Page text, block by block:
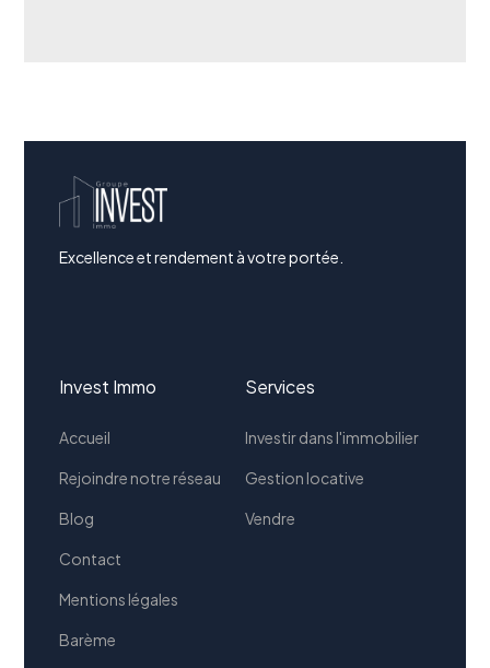
Excellence et rendement à votre portée.
Invest Immo
Accueil
Rejoindre notre réseau
Blog
Contact
Mentions légales
Barème
Services
Investir dans l'immobilier
Gestion locative
Vendre